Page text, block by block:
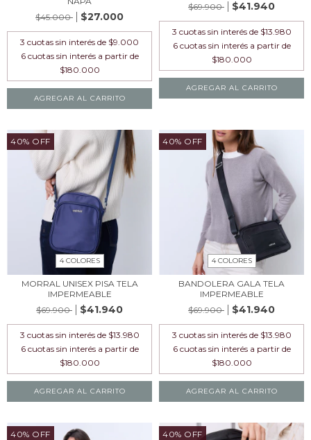
$45.000
$27.000
3 cuotas sin interés de $9.000
AGREGAR AL CARRITO
$69.900
$41.940
3 cuotas sin interés de $13.980
AGREGAR AL CARRITO
40% OFF
4 COLORES
MORRAL UNISEX PISA TELA
IMPERMEABLE
$69.900
$41.940
3 cuotas sin interés de $13.980
AGREGAR AL CARRITO
40% OFF
4 COLORES
BANDOLERA GALA TELA
IMPERMEABLE
$69.900
$41.940
3 cuotas sin interés de $13.980
AGREGAR AL CARRITO
40% OFF 40% OFF